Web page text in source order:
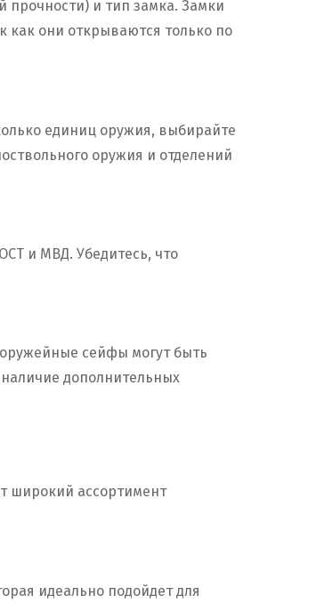
прочности) и тип замка. Замки
как они открываются только по
единиц оружия, выбирайте
оружия и отделений
и МВД. Убедитесь, что
сейфы могут быть
дополнительных
широкий ассортимент
идеально подойдет для